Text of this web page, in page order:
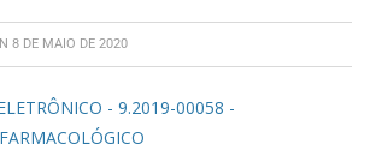
8 DE MAIO DE 2020
- 9.2019-00058 -